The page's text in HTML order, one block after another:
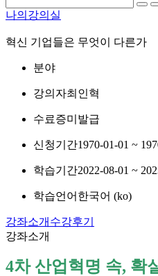
나의강의실
혁신 기업들은 무엇이 다른가
분야
강의자최인혁
수료증미발급
신청기간1970-01-01 ~
학습기간2022-08-01 ~
학습언어 한국어 ‎(ko)‎
강좌소개 수강후기
강좌소개
4차 산업혁명 속, 확